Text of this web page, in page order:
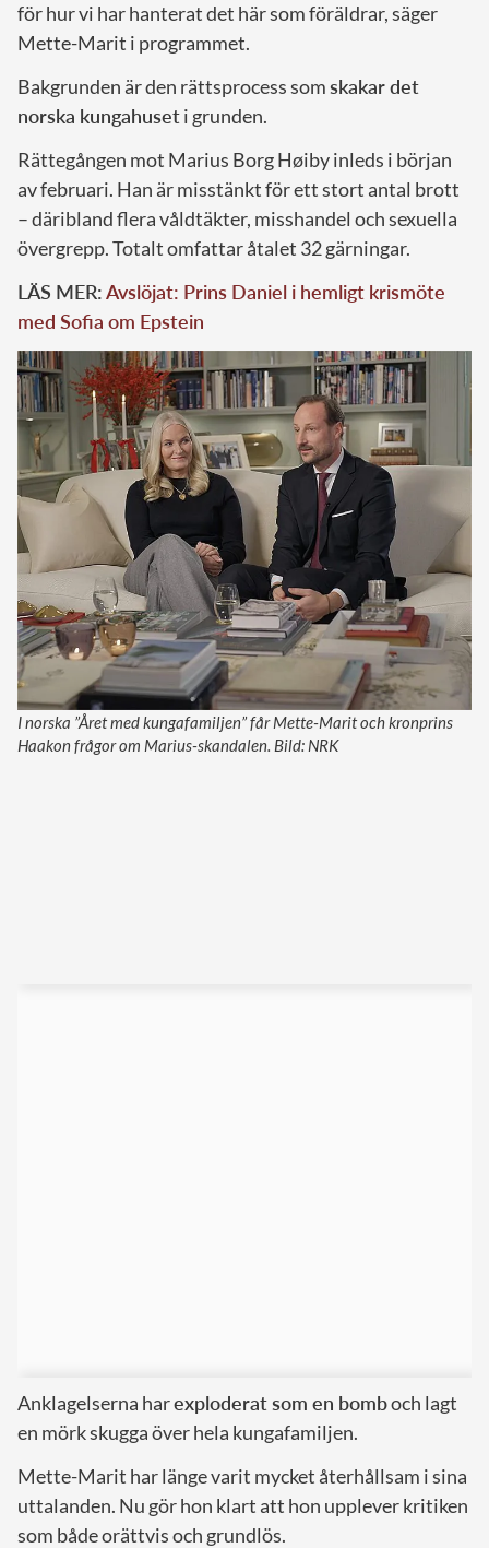
för hur vi har hanterat det här som föräldrar, säger
Mette-Marit i programmet.
Bakgrunden är den rättsprocess somskakar det
norska kungahuseti grunden.
Rättegången mot Marius Borg Høiby inleds i början
av februari. Han är misstänkt för ett stort antal brott
– däribland flera våldtäkter, misshandel och sexuella
övergrepp. Totalt omfattar åtalet 32 gärningar.
LÄS MER:Avslöjat: Prins Daniel i hemligt krismöte
med Sofia om Epstein
I norska ”Året med kungafamiljen” får Mette-Marit och kronprins
Haakon frågor om Marius-skandalen. Bild: NRK
Anklagelserna harexploderat som en bomboch lagt
en mörk skugga över hela kungafamiljen.
Mette-Marit har länge varit mycket återhållsam i sina
uttalanden. Nu gör hon klart att hon upplever kritiken
som både orättvis och grundlös.